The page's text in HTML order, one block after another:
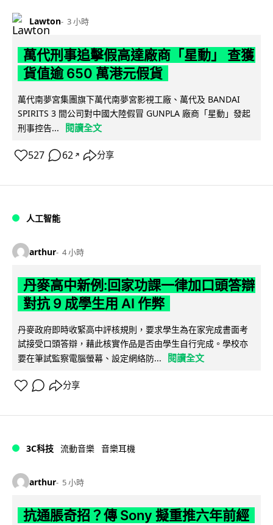
Lawton 3 小時
萬代刑事追擊假高達廠商「星動」 查獲
貨值逾 650 萬港元假貨
萬代南夢宮集團旗下萬代南夢宮影視工廠、萬代及 BANDAI
SPIRITS 3 間公司對中國大陸假冒 GUNPLA 廠商「星動」發起
刑事控告...
閱讀全文
527 62 ↗ 分享
人工智能
arthur 4 小時
丹麥高中新例:回家功課一律加口頭答辯
對抗 9 成學生用 AI 作弊
丹麥政府即時收緊高中評核規則，要求學生為在家完成書面考
試接受口頭答辯，藉此核實作品是否由學生自行完成。學校亦
要在筆試監察電腦螢幕、設定網絡防...
閱讀全文
分享
3C科技 流動音樂 音樂耳機
arthur 5 小時
抗通脹奇招？傳 Sony 擬重推六年前經